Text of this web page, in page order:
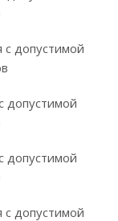
с допустимой
допустимой
допустимой
с допустимой